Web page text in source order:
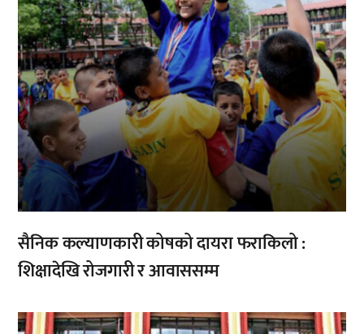
सैनिक कल्याणकारी कोषको दायरा फराकिलो :
शिक्षादेखि रोजगारी र आवाससम्म
,